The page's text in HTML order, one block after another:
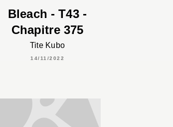
Bleach - T43 -
Chapitre 375
Tite Kubo
14/11/2022